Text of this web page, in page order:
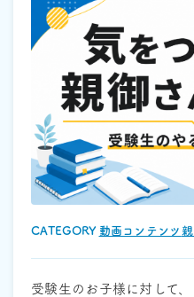
CATEGORY :動画コンテンツ
受験生のお子様に対して